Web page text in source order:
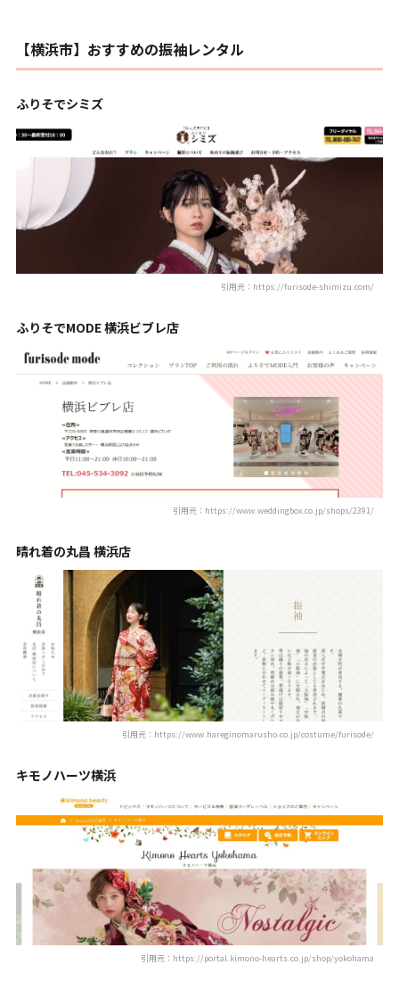
【横浜市】おすすめの振袖レンタル
ふりそでシミズ
引用元：https://furisode-shimizu.com/
ふりそでMODE 横浜ビブレ店
引用元：https://www.weddingbox.co.jp/shops/2391/
晴れ着の丸昌 横浜店
引用元：https://www.hareginomarusho.co.jp/costume/furisode/
キモノハーツ横浜
引用元：https://portal.kimono-hearts.co.jp/shop/yokohama